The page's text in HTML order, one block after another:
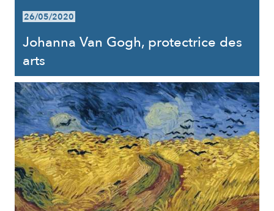
26/05/2020
Johanna Van Gogh, protectrice des
arts